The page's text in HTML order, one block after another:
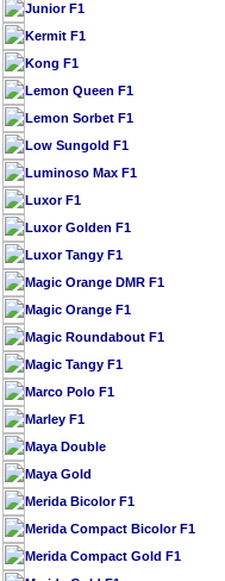
Junior F1
Kermit F1
Kong F1
Lemon Queen F1
Lemon Sorbet F1
Low Sungold F1
Luminoso Max F1
Luxor F1
Luxor Golden F1
Luxor Tangy F1
Magic Orange DMR F1
Magic Orange F1
Magic Roundabout F1
Magic Tangy F1
Marco Polo F1
Marley F1
Maya Double
Maya Gold
Merida Bicolor F1
Merida Compact Bicolor F1
Merida Compact Gold F1